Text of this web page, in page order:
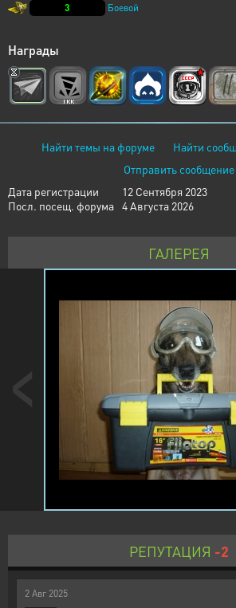
3
Боевой
Награды
Найти темы на форуме
Найти
Отправить сообщение
Дата регистрации
12 Сентября 2023
Посл. посещ. форума 4 Августа 2026
ГАЛЕРЕЯ
РЕПУТАЦИЯ -2
2 Авг 2025